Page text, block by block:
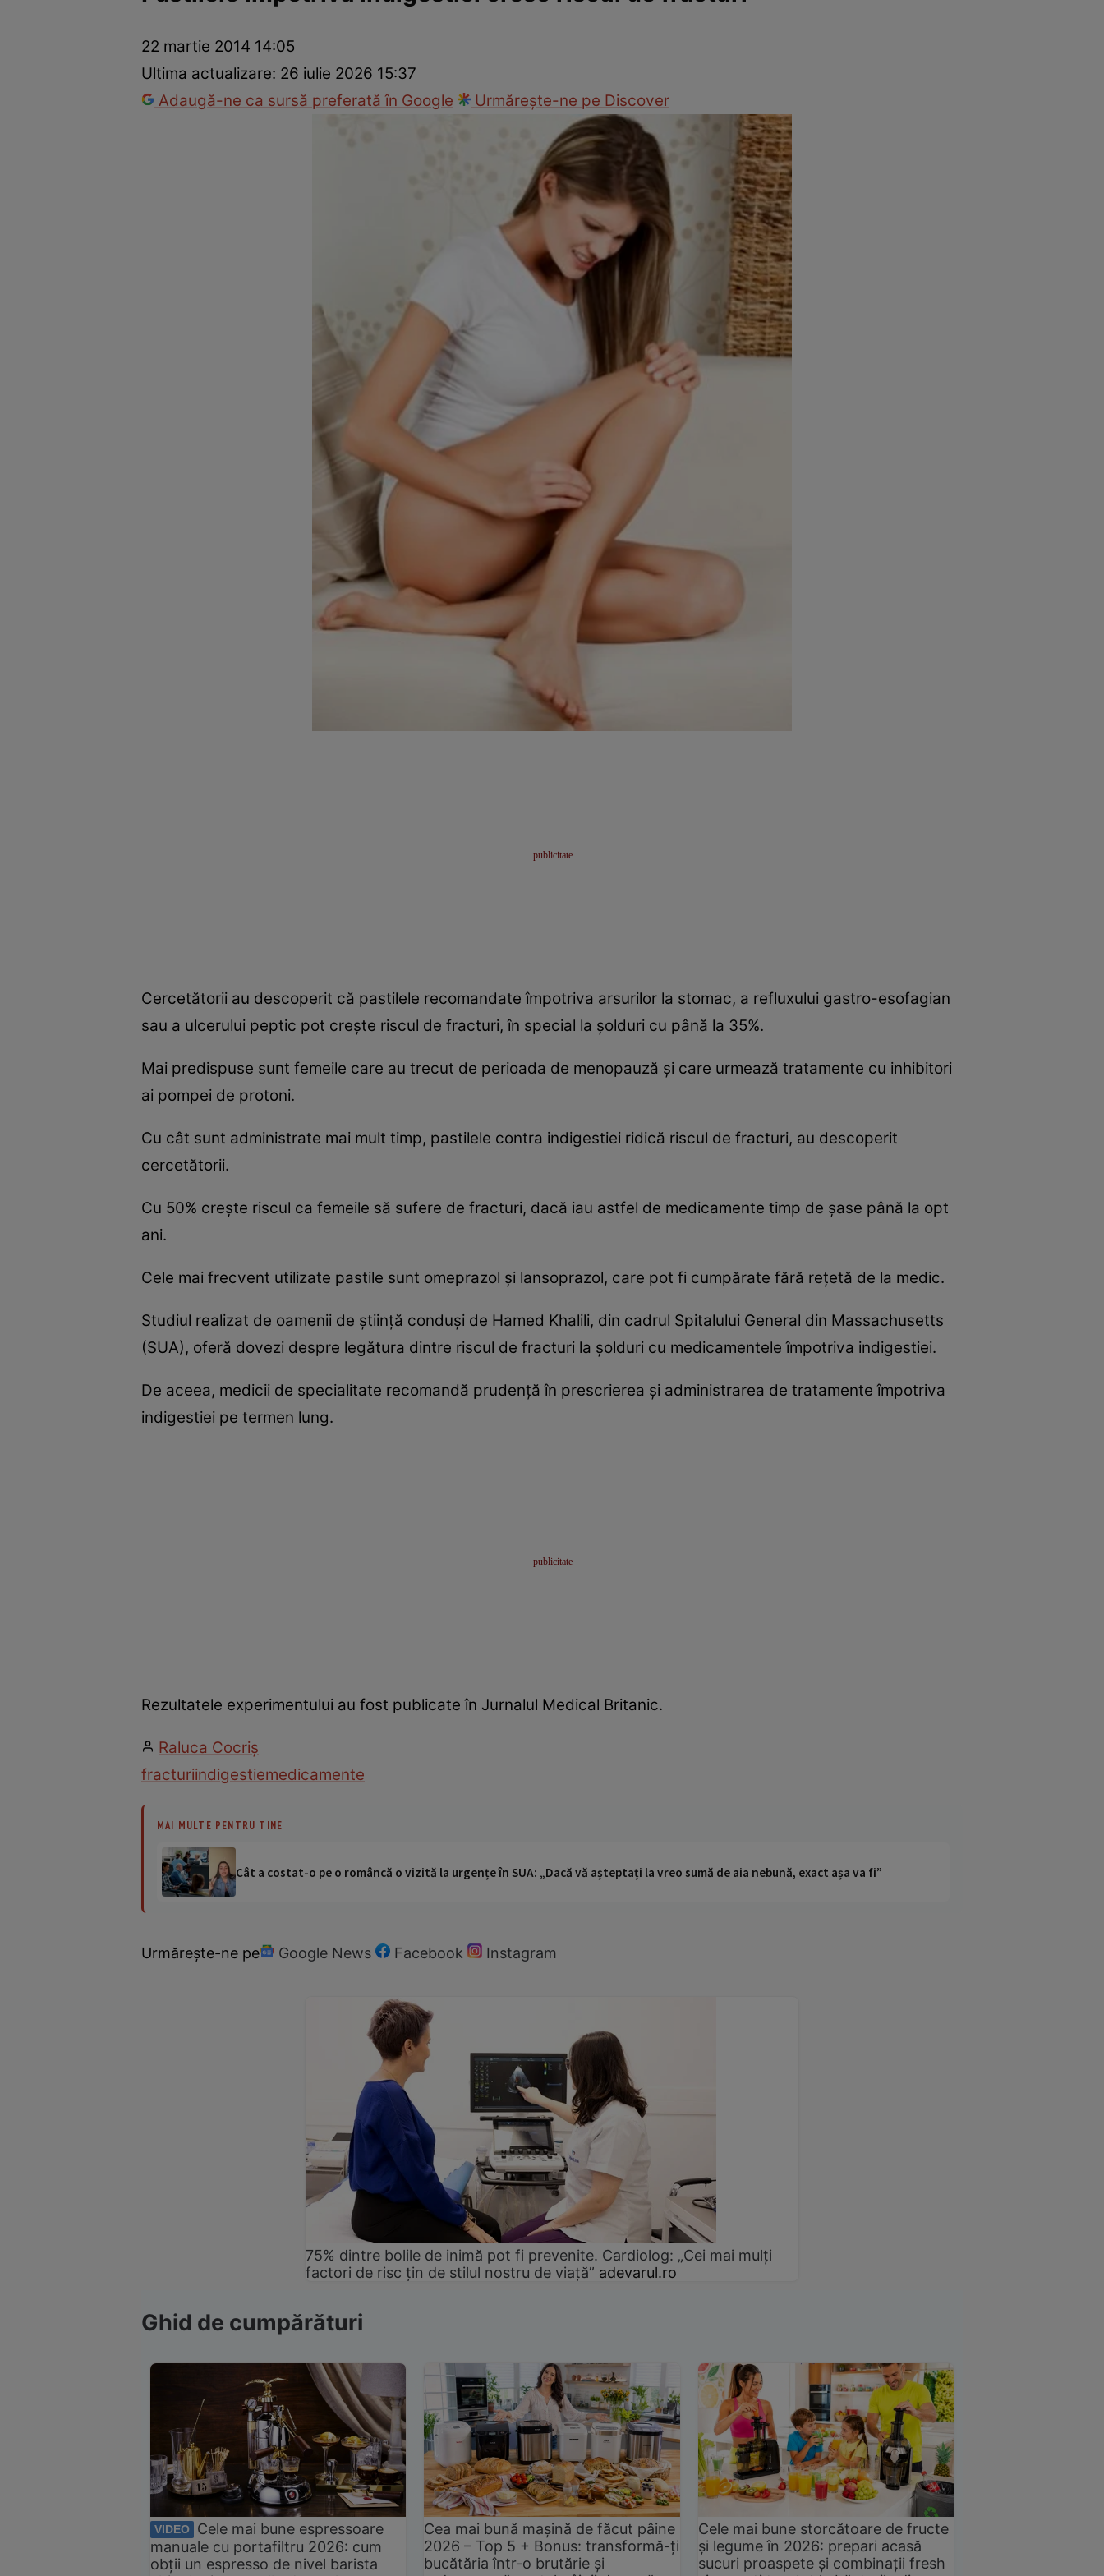
Prevenție și tratamentRemedii naturisteMedicii răspund
22 martie 2014 14:05
Ultima actualizare: 26 iulie 2026 15:37
Adaugă-ne ca sursă preferată în Google
Urmărește-ne pe Discover
Cercetătorii au descoperit că pastilele recomandate împotriva arsurilor la stomac, a refluxului gastro-esofagian
sau a ulcerului peptic pot creşte riscul de fracturi, în special la şolduri cu până la 35%.
Mai predispuse sunt femeile care au trecut de perioada de menopauză şi care urmează tratamente cu inhibitori
ai pompei de protoni.
Cu cât sunt administrate mai mult timp, pastilele contra indigestiei ridică riscul de fracturi, au descoperit
cercetătorii.
Cu 50% creşte riscul ca femeile să sufere de fracturi, dacă iau astfel de medicamente timp de şase până la opt
ani.
Cele mai frecvent utilizate pastile sunt omeprazol şi lansoprazol, care pot fi cumpărate fără reţetă de la medic.
Studiul realizat de oamenii de ştiinţă conduşi de Hamed Khalili, din cadrul Spitalului General din Massachusetts
(SUA), oferă dovezi despre legătura dintre riscul de fracturi la şolduri cu medicamentele împotriva indigestiei.
De aceea, medicii de specialitate recomandă prudenţă în prescrierea şi administrarea de tratamente împotriva
indigestiei pe termen lung.
Rezultatele experimentului au fost publicate în Jurnalul Medical Britanic.
Raluca Cocriş
fracturiindigestiemedicamente
MAI MULTE PENTRU TINE
Cât a costat-o pe o româncă o vizită la urgențe în SUA: „Dacă vă așteptați la vreo sumă de aia nebună, exact așa va fi”
Urmărește-ne pe Google News Facebook Instagram
75% dintre bolile de inimă pot fi prevenite. Cardiolog: „Cei mai mulți
factori de risc țin de stilul nostru de viață” adevarul.ro
Ghid de cumpărături
VIDEO
Cele mai bune espressoare
manuale cu portafiltru 2026: cum
obții un espresso de nivel barista
Cea mai bună mașină de făcut pâine
2026 – Top 5 + Bonus: transformă-ți
bucătăria într-o brutărie și
Cele mai bune storcătoare de fructe
și legume în 2026: prepari acasă
sucuri proaspete și combinații fresh